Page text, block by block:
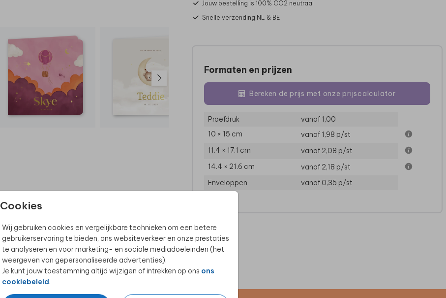
Cookies
Wij gebruiken cookies en vergelijkbare technieken om een betere
gebruikerservaring te bieden, ons websiteverkeer en onze prestaties
te analyseren en voor marketing- en sociale mediadoeleinden (het
weergeven van gepersonaliseerde advertenties).
Je kunt jouw toestemming altijd wijzigen of intrekken op ons ons
cookiebeleid.
Jouw bestelling is 100% CO2 neutraal
Snelle verzending NL & BE
Formaten en prijzen
Bereken de prijs met onze prijscalculator
Proefdruk
vanaf 1,00
10 × 15 cm
vanaf 1,98 p/st
11.4 × 17.1 cm
vanaf 2,08 p/st
14.4 × 21.6 cm
vanaf 2,18 p/st
Enveloppen
vanaf 0,35 p/st